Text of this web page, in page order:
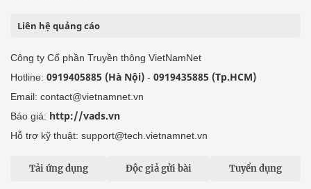
Liên hệ quảng cáo
Công ty Cổ phần Truyền thông VietNamNet
Hotline: 0919405885 (Hà Nội) - 0919435885 (Tp.HCM)
Email: contact@vietnamnet.vn
Báo giá: http://vads.vn
Hỗ trợ kỹ thuật: support@tech.vietnamnet.vn
Tải ứng dụng Độc giả gửi bài Tuyển dụng